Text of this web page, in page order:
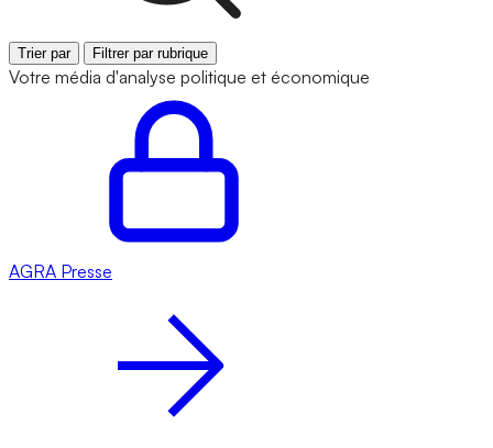
Trier par Filtrer par rubrique
Votre média d'analyse politique et économique
AGRA Presse